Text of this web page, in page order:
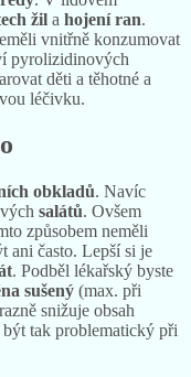
žil a hojení ran.
vnitřně konzumovat
pyrolizidinových
děti a těhotné a
léčivku.
obkladů. Navíc
salátů. Ovšem
způsobem neměli
ani často. Lepší si je
. Podběl lékařský byste
sušený (max. při
snižuje obsah
tak problematický při